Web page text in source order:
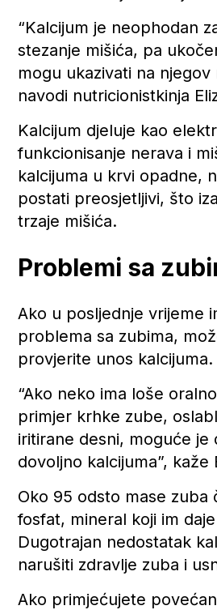
“Kalcijum je neophodan
stezanje mišića, pa
mogu ukazivati na njegov
navodi nutricionistkinja
Kalcijum djeluje kao
funkcionisanje nerava i
kalcijuma u krvi opadne,
postati preosjetljivi, što
trzaje mišića.
Problemi sa
Ako u posljednje vrijeme
problema sa zubima,
provjerite unos kalcijuma.
“Ako neko ima loše
primjer krhke zube,
iritirane desni, moguće je
dovoljno kalcijuma”, kaže
Oko 95 odsto mase zuba
fosfat, mineral koji im
Dugotrajan nedostatak
narušiti zdravlje zuba i
Ako primjećujete